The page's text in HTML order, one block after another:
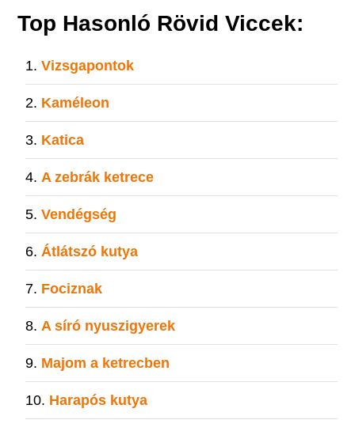
Top Hasonló Rövid Viccek:
Vizsgapontok
Kaméleon
Katica
A zebrák ketrece
Vendégség
Átlátszó kutya
Fociznak
A síró nyuszigyerek
Majom a ketrecben
Harapós kutya